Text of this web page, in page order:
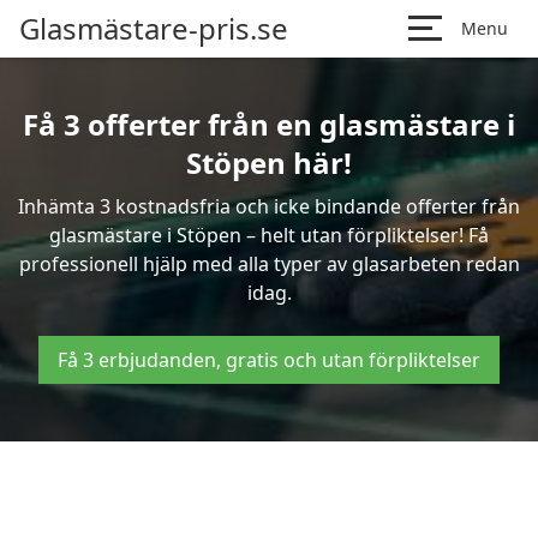
Glasmästare-pris.se Menu
Få 3 offerter från en glasmästare i
Stöpen här!
Inhämta 3 kostnadsfria och icke bindande offerter från
glasmästare i Stöpen – helt utan förpliktelser! Få
professionell hjälp med alla typer av glasarbeten redan
idag.
Få 3 erbjudanden, gratis och utan förpliktelser